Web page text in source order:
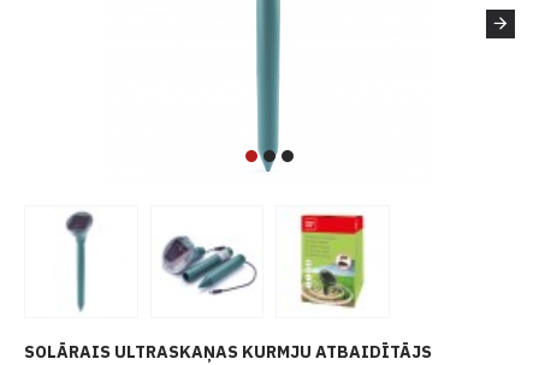
SOLĀRAIS ULTRASKAŅAS KURMJU ATBAIDĪTĀJS